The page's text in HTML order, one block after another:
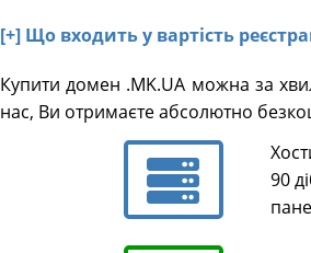
[+] Що входить у вартість
Купити домен .MK.UA можна за
нас, Ви отримаєте абсолютно
90